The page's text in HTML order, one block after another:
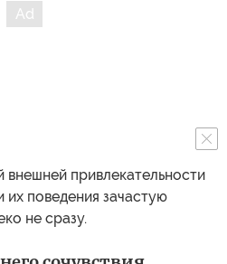
привлекательности
их поведения зачастую
не сразу.